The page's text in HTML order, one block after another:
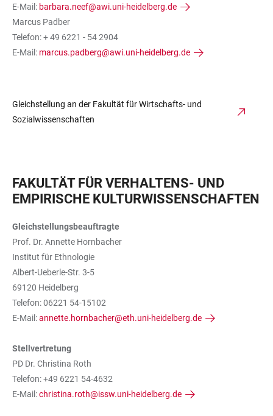
E-Mail: barbara.neef@awi.uni-heidelberg.de
Marcus Padber
Telefon: + 49 6221 - 54 2904
E-Mail: marcus.padberg@awi.uni-heidelberg.de
Gleichstellung an der Fakultät für Wirtschafts- und
Sozialwissenschaften
FAKULTÄT FÜR VERHALTENS- UND
EMPIRISCHE KULTURWISSENSCHAFTEN
Gleichstellungsbeauftragte
Prof. Dr. Annette Hornbacher
Institut für Ethnologie
Albert-Ueberle-Str. 3-5
69120 Heidelberg
Telefon: 06221 54-15102
E-Mail:annette.hornbacher@eth.uni-heidelberg.de
Stellvertretung
PD Dr. Christina Roth
Telefon: +49 6221 54-4632
E-Mail:christina.roth@issw.uni-heidelberg.de